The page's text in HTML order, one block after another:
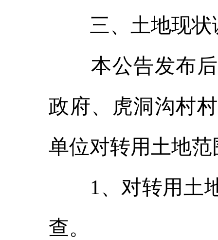
三、土地现状
本公告发布后
政府、虎洞沟村
单位对转用土地
1、对转用土地
查。